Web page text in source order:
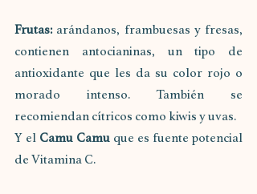
Frutas: arándanos, frambuesas y fresas,
contienen antocianinas, un tipo de
antioxidante que les da su color rojo o
morado intenso. También se
recomiendan cítricos como kiwis y uvas.
Y el Camu Camu que es fuente potencial
de Vitamina C.